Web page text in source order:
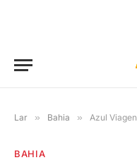
Lar » Bahia » Azul Viagens
BAHIA